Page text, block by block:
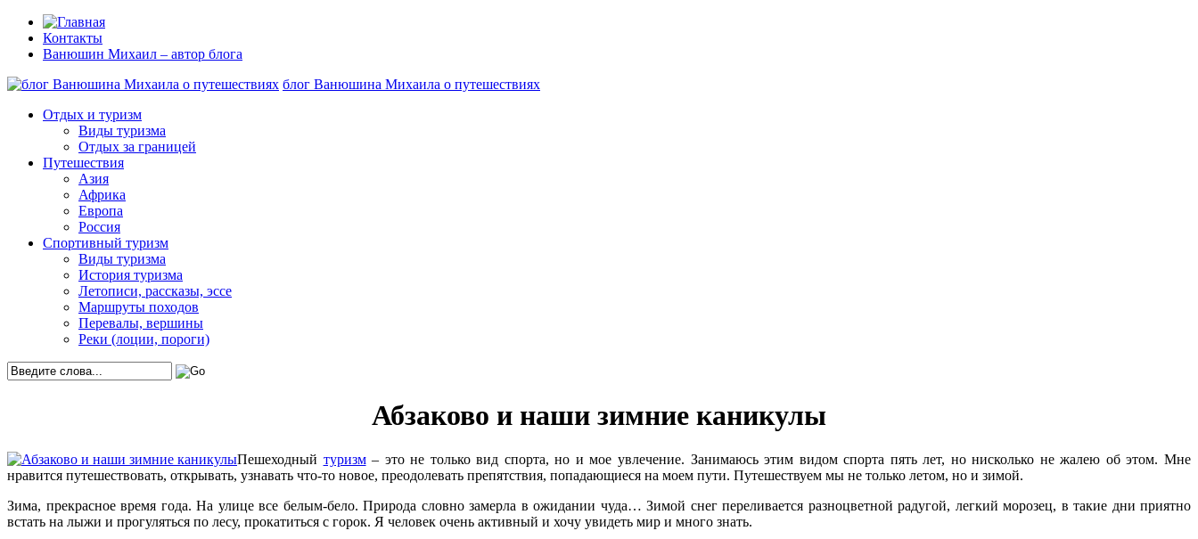
Контакты
Ванюшин Михаил – автор блога
блог Ванюшина Михаила о путешествиях
Отдых и туризм
Виды туризма
Отдых за границей
Путешествия
Азия
Африка
Европа
Россия
Спортивный туризм
Виды туризма
История туризма
Летописи, рассказы, эссе
Маршруты походов
Перевалы, вершины
Реки (лоции, пороги)
Абзаково и наши зимние каникулы
Пешеходный туризм– это не только вид спорта, но и мое увлечение. Занимаюсь этим видом спорта пять лет, но нисколько не жалею об этом. Мне
нравится путешествовать, открывать, узнавать что-то новое, преодолевать препятствия, попадающиеся на моем пути. Путешествуем мы не только летом, но и зимой.
Зима, прекрасное время года. На улице все белым-бело. Природа словно замерла в ожидании чуда… Зимой снег переливается разноцветной радугой, легкий морозец, в такие дни приятно
встать на лыжи и прогуляться по лесу, прокатиться с горок. Я человек очень активный и хочу увидеть мир и много знать.